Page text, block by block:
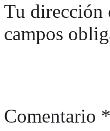
Tu dirección
campos
Comentario *